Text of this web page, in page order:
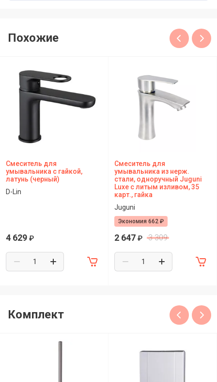
Похожие
Смеситель для
умывальника с гайкой,
латунь (черный)
D-Lin
4 629 ₽
Cмеситель для
умывальника из нерж.
стали, одноручный Juguni
Luxe с литым изливом, 35
карт., гайка
Juguni
Экономия 662 ₽
2 647 ₽ 3 309
Комплект